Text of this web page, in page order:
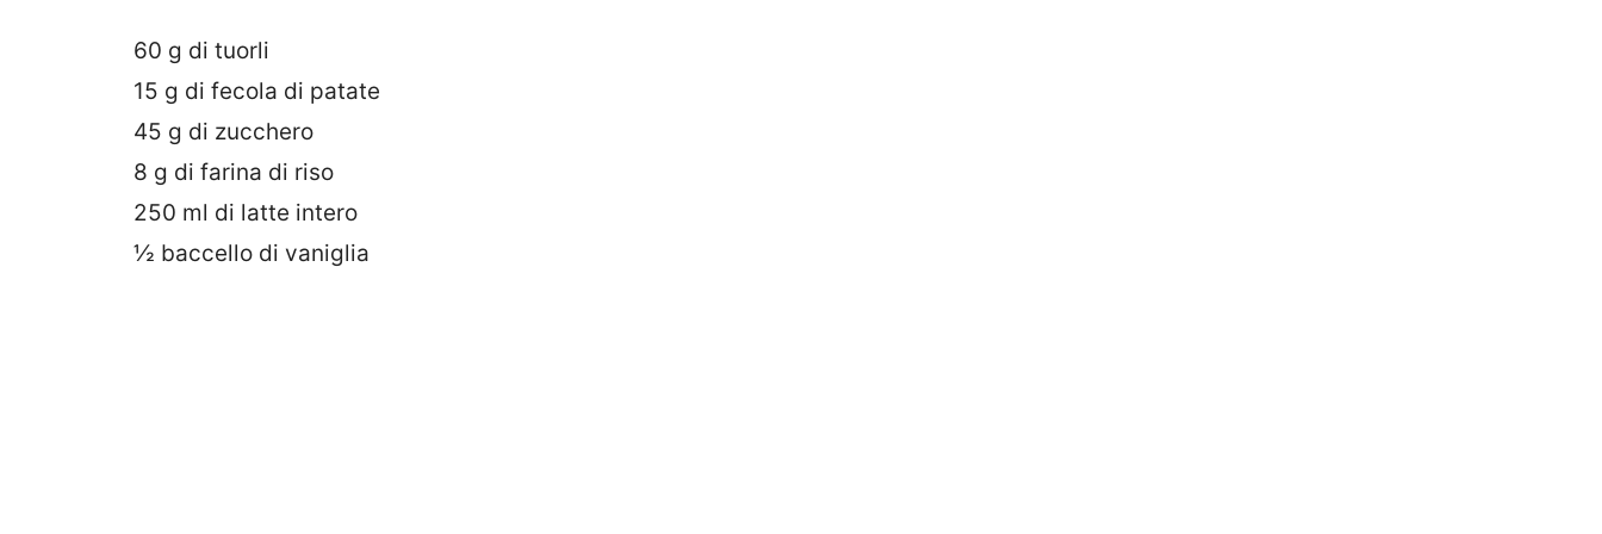
60 g di tuorli
15 g di fecola di patate
45 g di zucchero
8 g di farina di riso
250 ml di latte intero
½ baccello di vaniglia